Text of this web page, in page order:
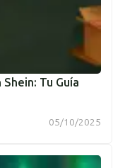
Tu Guía
05/10/2025